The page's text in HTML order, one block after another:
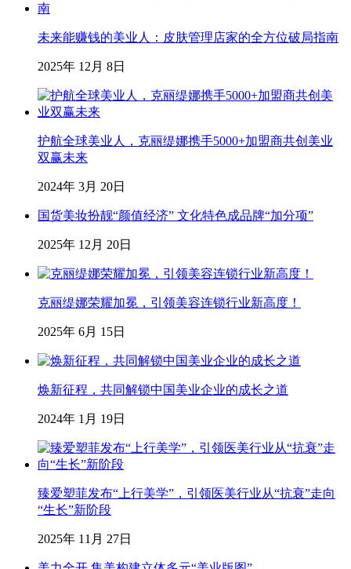
未来能赚钱的美业人：皮肤管理店家的全方位破局指南
2025年 12月 8日
护航全球美业人，克丽缇娜携手5000+加盟商共创美业
双赢未来
2024年 3月 20日
国货美妆扮靓“颜值经济” 文化特色成品牌“加分项”
2025年 12月 20日
克丽缇娜荣耀加冕，引领美容连锁行业新高度！
2025年 6月 15日
焕新征程，共同解锁中国美业企业的成长之道
2024年 1月 19日
臻爱塑菲发布“上行美学”，引领医美行业从“抗衰”走向
“生长”新阶段
2025年 11月 27日